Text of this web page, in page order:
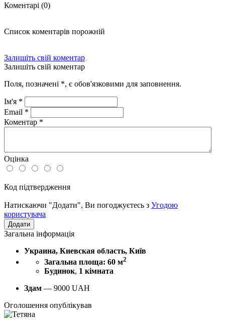
Коментарі (0)
Список коментарів порожній
Залишіть свій коментар
Залишіть свій коментар
Поля, позначені *, є обов'язковими для заповнення.
Ім'я *
Email *
Коментар *
Оцінка
Код підтвердження
Натискаючи "Додати", Ви погоджуєтесь з Угодою
користувача
Загальна інформація
Украина, Киевская область, Київ
Загальна площа: 60 м2
Будинок, 1 кімната
Здам — 9000 UAH
Оголошення опублікував